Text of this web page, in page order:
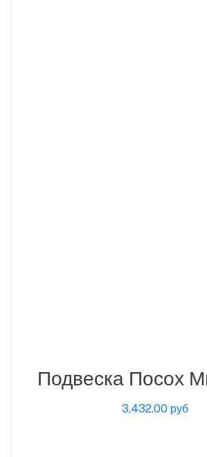
Подвеска Посох
3,432.00 руб